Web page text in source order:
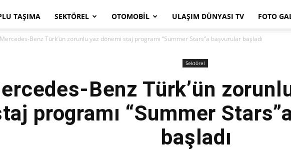
TAŞIMA SEKTÖREL OTOMOBIL ULAŞIM DÜNYASI TV FOTO
Mercedes-Benz Türk’ün zorunlu yaz dönemi staj programı “Summer Stars”a başvurular başladı
Sektörel
Benz Türk’ün
programı “Summer
başladı